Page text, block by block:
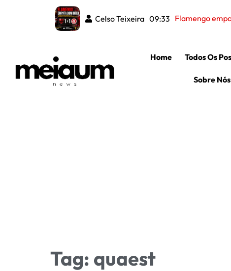
Celso Teixeira 09:33 Flamengo
Home Todos Os
Sobre Nós
Tag: quaest